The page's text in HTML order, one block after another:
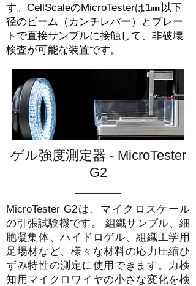
す。​CellScaleのMicroTesterは1㎜以下
径のビーム（カンチレバー）とプレー
トで直接サンプルに接触して、非破壊
検査が可能な装置です。
ゲル強度測定器 - MicroTester
G2
MicroTester G2は、マイクロスケール
の引張試験機です。 組織サンプル、細
胞凝集体、ハイドロゲル、組織工学用
足場材など、様々な材料の応力圧縮ひ
ずみ特性の測定に使用できます。力検
知用マイクロワイヤの小さな変化を検